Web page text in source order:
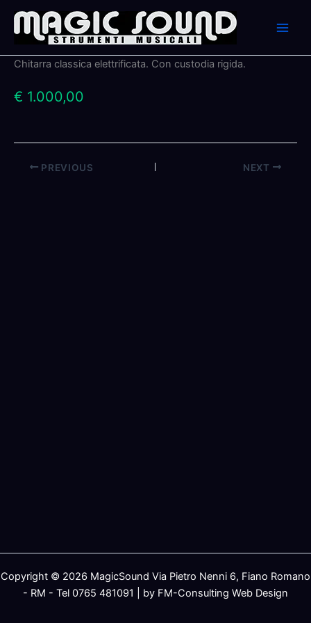
content
Chitarra classica elettrificata. Con custodia rigida.
€ 1.000,00
PREVIOUS NEXT
Copyright © 2026 MagicSound Via Pietro Nenni 6, Fiano Romano
- RM - Tel 0765 481091 | by FM-Consulting Web Design